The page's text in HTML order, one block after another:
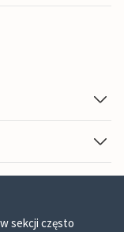
sekcji często